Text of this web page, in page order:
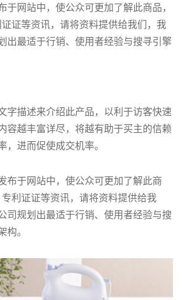
于网站中，使公众可更加了解此商品，
证等资讯，请将资料提供给我们，我
出最适于行销、使用者经验与搜寻引擎
字描述来介绍此产品，以利于访客快速
容越丰富详尽，将越有助于买主的信赖
，进而促使成交机率。
布于网站中，使公众可更加了解此商
利证证等资讯，请将资料提供给我
司规划出最适于行销、使用者经验与搜
构。